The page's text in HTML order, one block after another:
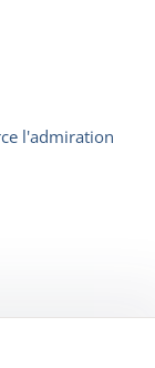
l'admiration